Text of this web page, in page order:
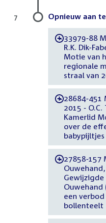
Opnieuw aan
-33979-88
R.K. Dik-
Motie van
regionale
straal van
-28684-451
2015 -
Kamerlid
over de
babypijltjes
-27858-157
Ouwehand
een
bollenteelt
7